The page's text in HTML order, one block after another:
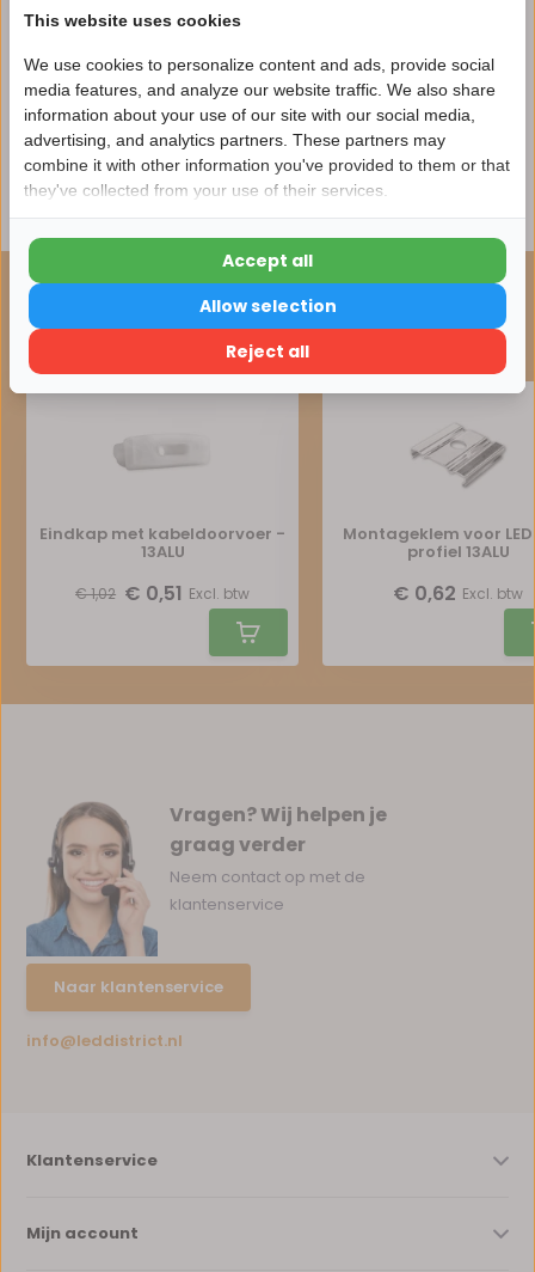
Productomschrijving
Reviews
Delen
ONZE AANBEVELING
Maak je bestelling compleet
Eindkap met kabeldoorvoer -
13ALU
€ 1,02 € 0,51 Excl. btw
Montageklem voor
profiel 13ALU
€ 0,62 Excl. btw
Vragen? Wij helpen je
graag verder
Neem contact op met de
klantenservice
Naar klantenservice
info@leddistrict.nl
Klantenservice
Mijn account
Nu 15% korting
15korting
15% korting
Verder winkelen
This website uses cookies
We use cookies to personalize content and ads, provide social
media features, and analyze our website traffic. We also share
information about your use of our site with our social media,
advertising, and analytics partners. These partners may
combine it with other information you've provided to them or that
they've collected from your use of their services.
Reject all
Allow selection
Accept all